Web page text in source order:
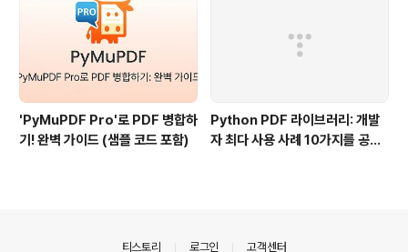
'PyMuPDF Pro'로 PDF 병합하
기! 완벽 가이드 (샘플 코드 포함)
Python PDF 라이브러리: 개발
자 최다 사용 사례 10가지를 공유
티스토리 로그인 고객센터